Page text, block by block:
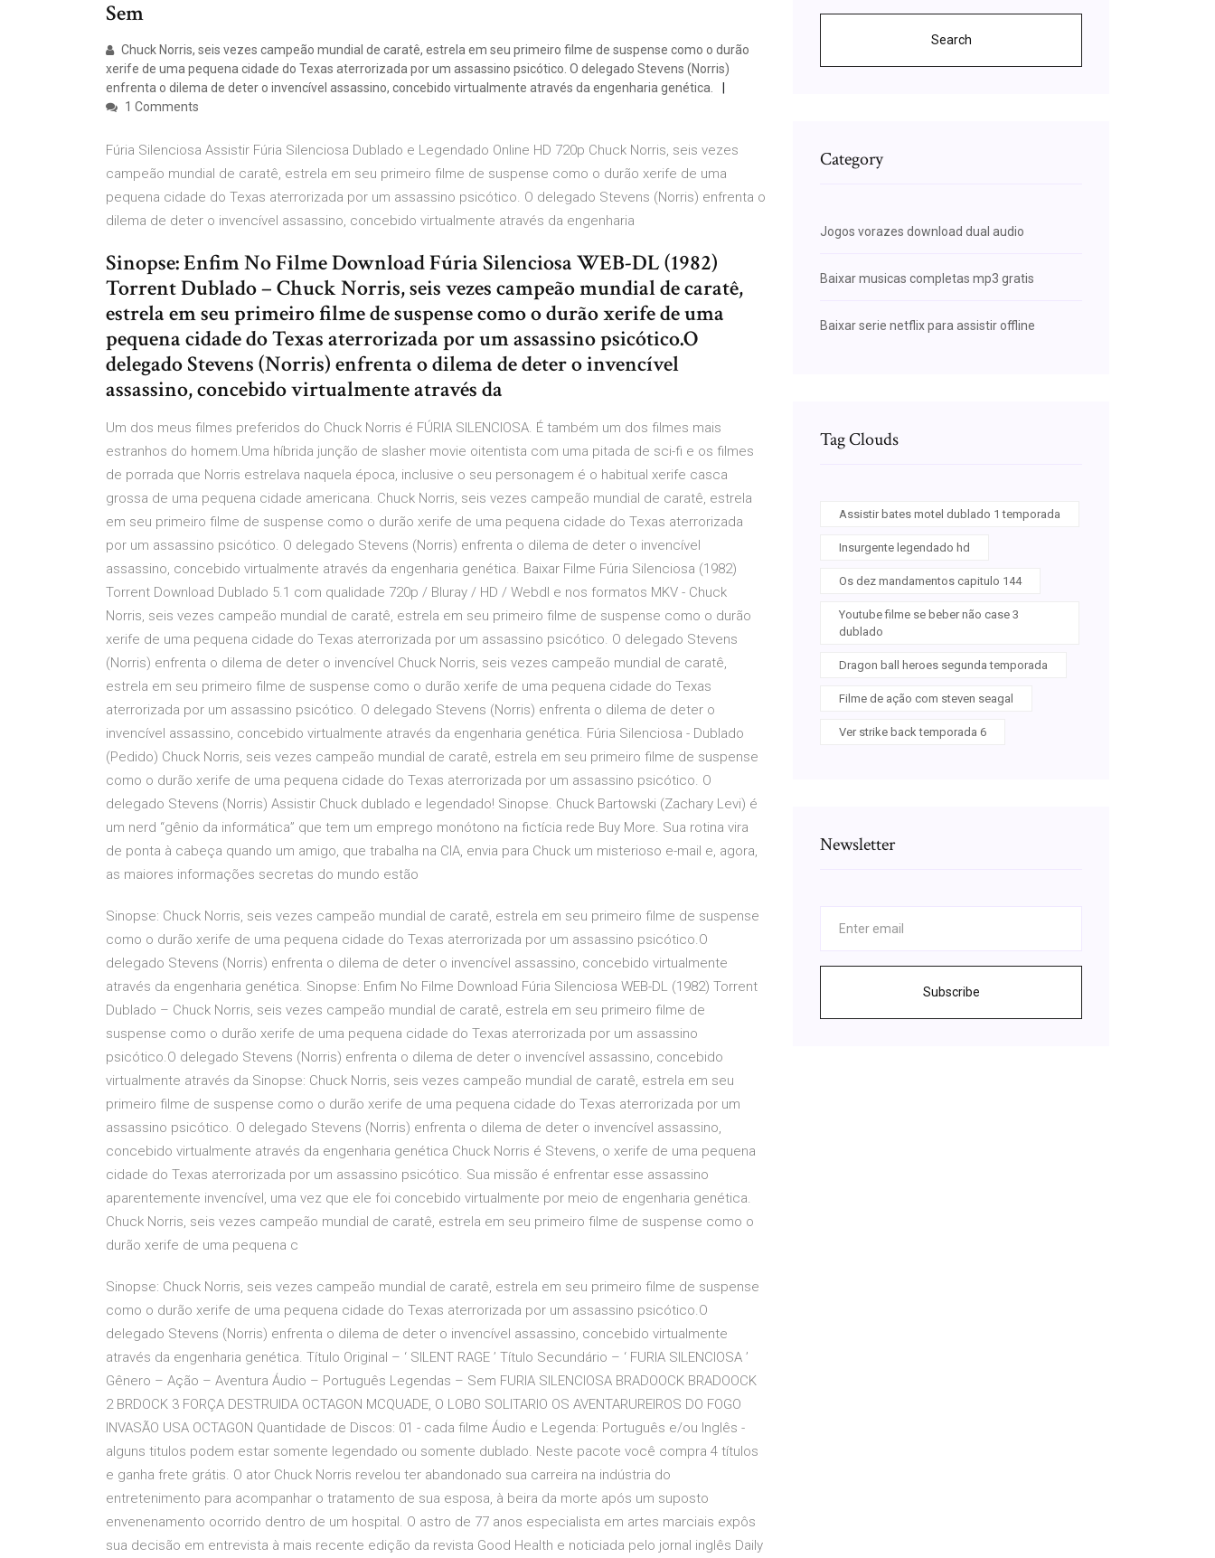
Sem
Chuck Norris, seis vezes campeão mundial de caratê, estrela em seu primeiro filme de suspense como o durão
xerife de uma pequena cidade do Texas aterrorizada por um assassino psicótico. O delegado Stevens (Norris)
enfrenta o dilema de deter o invencível assassino, concebido virtualmente através da engenharia genética.
1 Comments
Fúria Silenciosa Assistir Fúria Silenciosa Dublado e Legendado Online HD 720p Chuck Norris, seis vezes
campeão mundial de caratê, estrela em seu primeiro filme de suspense como o durão xerife de uma
pequena cidade do Texas aterrorizada por um assassino psicótico. O delegado Stevens (Norris) enfrenta o
dilema de deter o invencível assassino, concebido virtualmente através da engenharia
Sinopse: Enfim No Filme Download Fúria Silenciosa WEB-DL (1982)
Torrent Dublado – Chuck Norris, seis vezes campeão mundial de caratê,
estrela em seu primeiro filme de suspense como o durão xerife de uma
pequena cidade do Texas aterrorizada por um assassino psicótico.O
delegado Stevens (Norris) enfrenta o dilema de deter o invencível
assassino, concebido virtualmente através da
Um dos meus filmes preferidos do Chuck Norris é FÚRIA SILENCIOSA. É também um dos filmes mais
estranhos do homem.Uma híbrida junção de slasher movie oitentista com uma pitada de sci-fi e os filmes
de porrada que Norris estrelava naquela época, inclusive o seu personagem é o habitual xerife casca
grossa de uma pequena cidade americana. Chuck Norris, seis vezes campeão mundial de caratê, estrela
em seu primeiro filme de suspense como o durão xerife de uma pequena cidade do Texas aterrorizada
por um assassino psicótico. O delegado Stevens (Norris) enfrenta o dilema de deter o invencível
assassino, concebido virtualmente através da engenharia genética. Baixar Filme Fúria Silenciosa (1982)
Torrent Download Dublado 5.1 com qualidade 720p / Bluray / HD / Webdl e nos formatos MKV - Chuck
Norris, seis vezes campeão mundial de caratê, estrela em seu primeiro filme de suspense como o durão
xerife de uma pequena cidade do Texas aterrorizada por um assassino psicótico. O delegado Stevens
(Norris) enfrenta o dilema de deter o invencível Chuck Norris, seis vezes campeão mundial de caratê,
estrela em seu primeiro filme de suspense como o durão xerife de uma pequena cidade do Texas
aterrorizada por um assassino psicótico. O delegado Stevens (Norris) enfrenta o dilema de deter o
invencível assassino, concebido virtualmente através da engenharia genética. Fúria Silenciosa - Dublado
(Pedido) Chuck Norris, seis vezes campeão mundial de caratê, estrela em seu primeiro filme de suspense
como o durão xerife de uma pequena cidade do Texas aterrorizada por um assassino psicótico. O
delegado Stevens (Norris) Assistir Chuck dublado e legendado! Sinopse. Chuck Bartowski (Zachary Levi) é
um nerd “gênio da informática” que tem um emprego monótono na fictícia rede Buy More. Sua rotina vira
de ponta à cabeça quando um amigo, que trabalha na CIA, envia para Chuck um misterioso e-mail e, agora,
as maiores informações secretas do mundo estão
Sinopse: Chuck Norris, seis vezes campeão mundial de caratê, estrela em seu primeiro filme de suspense
como o durão xerife de uma pequena cidade do Texas aterrorizada por um assassino psicótico.O
delegado Stevens (Norris) enfrenta o dilema de deter o invencível assassino, concebido virtualmente
através da engenharia genética. Sinopse: Enfim No Filme Download Fúria Silenciosa WEB-DL (1982) Torrent
Dublado – Chuck Norris, seis vezes campeão mundial de caratê, estrela em seu primeiro filme de
suspense como o durão xerife de uma pequena cidade do Texas aterrorizada por um assassino
psicótico.O delegado Stevens (Norris) enfrenta o dilema de deter o invencível assassino, concebido
virtualmente através da Sinopse: Chuck Norris, seis vezes campeão mundial de caratê, estrela em seu
primeiro filme de suspense como o durão xerife de uma pequena cidade do Texas aterrorizada por um
assassino psicótico. O delegado Stevens (Norris) enfrenta o dilema de deter o invencível assassino,
concebido virtualmente através da engenharia genética Chuck Norris é Stevens, o xerife de uma pequena
cidade do Texas aterrorizada por um assassino psicótico. Sua missão é enfrentar esse assassino
aparentemente invencível, uma vez que ele foi concebido virtualmente por meio de engenharia genética.
Chuck Norris, seis vezes campeão mundial de caratê, estrela em seu primeiro filme de suspense como o
durão xerife de uma pequena c
Sinopse: Chuck Norris, seis vezes campeão mundial de caratê, estrela em seu primeiro filme de suspense
como o durão xerife de uma pequena cidade do Texas aterrorizada por um assassino psicótico.O
delegado Stevens (Norris) enfrenta o dilema de deter o invencível assassino, concebido virtualmente
através da engenharia genética. Título Original – ‘ SILENT RAGE ’ Título Secundário – ‘ FURIA SILENCIOSA ’
Gênero – Ação – Aventura Áudio – Português Legendas – Sem FURIA SILENCIOSA BRADOOCK BRADOOCK
2 BRDOCK 3 FORÇA DESTRUIDA OCTAGON MCQUADE, O LOBO SOLITARIO OS AVENTARUREIROS DO FOGO
INVASÃO USA OCTAGON Quantidade de Discos: 01 - cada filme Áudio e Legenda: Português e/ou Inglês -
alguns titulos podem estar somente legendado ou somente dublado. Neste pacote você compra 4 títulos
e ganha frete grátis. O ator Chuck Norris revelou ter abandonado sua carreira na indústria do
entretenimento para acompanhar o tratamento de sua esposa, à beira da morte após um suposto
envenenamento ocorrido dentro de um hospital. O astro de 77 anos especialista em artes marciais expôs
sua decisão em entrevista à mais recente edição da revista Good Health e noticiada pelo jornal inglês Daily
Search
Category
Jogos vorazes download dual audio
Baixar musicas completas mp3 gratis
Baixar serie netflix para assistir offline
Tag Clouds
Assistir bates motel dublado 1 temporada
Insurgente legendado hd
Os dez mandamentos capitulo 144
Youtube filme se beber não case 3
dublado
Dragon ball heroes segunda temporada
Filme de ação com steven seagal
Ver strike back temporada 6
Newsletter
Subscribe